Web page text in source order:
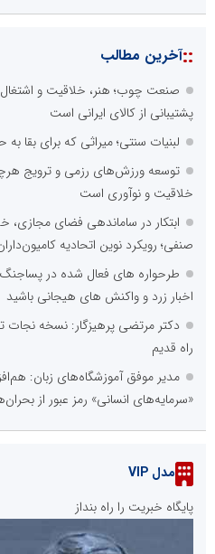
::آخرین مطالب
صنعت چوب؛ هنر، خلاقیت و اشتغال
پشتیبانی از کالای ایرانی است
لبنیات سنتی؛ میراثی که برای بقا به
توسعه ورزش‌های رزمی و ترویج
خلاقیت و نوآوری است
ابتکار در ساماندهی فضای
صنفی؛ رویکرد نوین اتحادیه
طرحواره های فعال شده در
اخبار زرد و واکنش های هیجانی باشید
دکتر مرتضی پرهیزگار: نسخه نجات
راه قدیم
مدیر موفق آموزشگاه‌های زبان:
«سرمایه‌های انسانی» رمز عبور از
مدل VIP
پایگاه خبریت را راه بنداز